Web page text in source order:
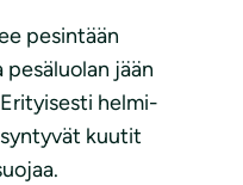
pesintään
pesäluolan jään
helmi-
kuutit